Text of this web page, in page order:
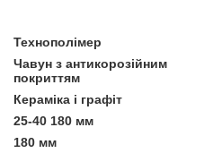
Технополімер
Чавун з антикорозійним
покриттям
Кераміка і графіт
25-40 180 мм
180 мм